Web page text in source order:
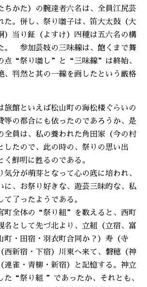
ちかた）の腕達者六名は、全員江尻芸
た。併し、祭り囃子は、笛大太鼓（大
）当り鉦（よすけ）四種は五六名の構
。 参加芸妓の三味線は、飽くまで舞
点“祭り囃し”と“三味線”は終始、
、判然と其の一線を画したという厳格
旅館といえば松山町の海松楼ぐらいの
等の都合にも依ったのであろうか、是
全員は、私の養われた角田家（今の村
したので、此の時の、祭りの思い出
く鮮明に甦るのである。
気分が萌芽となって心の底に培われ、
に、お祭り好きな、遊芸三昧的な、私
て了ったようである。
町全体の“祭り組”を数えると、西町
名として先づ北より、立組（立宿、富
町・田宿・羽衣町合同か？）寿（寺
西新宿・下宿）川東へ来て、磐穂（神
連雀・青柳・新宿）と記憶する。神立
た“祭り組 ”であったか、それとも、